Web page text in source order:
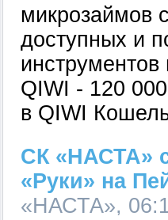
микрозаймов
доступных и
инструментов
QIWI - 120
в QIWI
СК «НАСТА»
«Руки» на
«НАСТА»,